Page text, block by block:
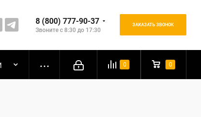
8 (800) 777-90-37
Звоните с 8:30 до 17:30
ЗАКАЗАТЬ ЗВОНОК
0 0